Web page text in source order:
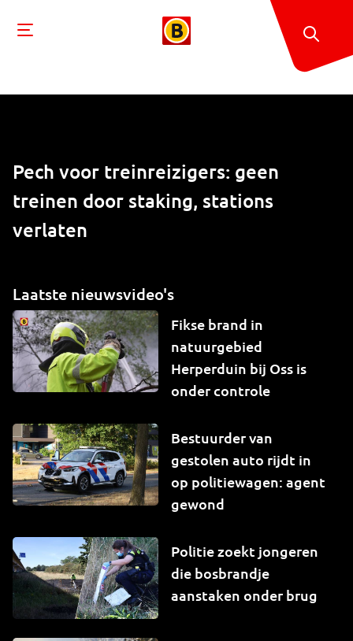
Pech voor treinreizigers: geen
treinen door staking, stations
verlaten
Laatste nieuwsvideo's
Fikse brand in
natuurgebied
Herperduin bij Oss is
onder controle
Bestuurder van
gestolen auto rijdt in
op politiewagen: agent
gewond
Politie zoekt jongeren
die bosbrandje
aanstaken onder brug